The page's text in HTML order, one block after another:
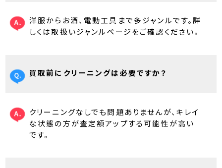
洋服からお酒、電動工具まで多ジャンルです。詳
しくは取扱いジャンルページをご確認ください。
買取前にクリーニングは必要ですか？
クリーニングなしでも問題ありませんが、キレイ
な状態の方が査定額アップする可能性が高い
です。